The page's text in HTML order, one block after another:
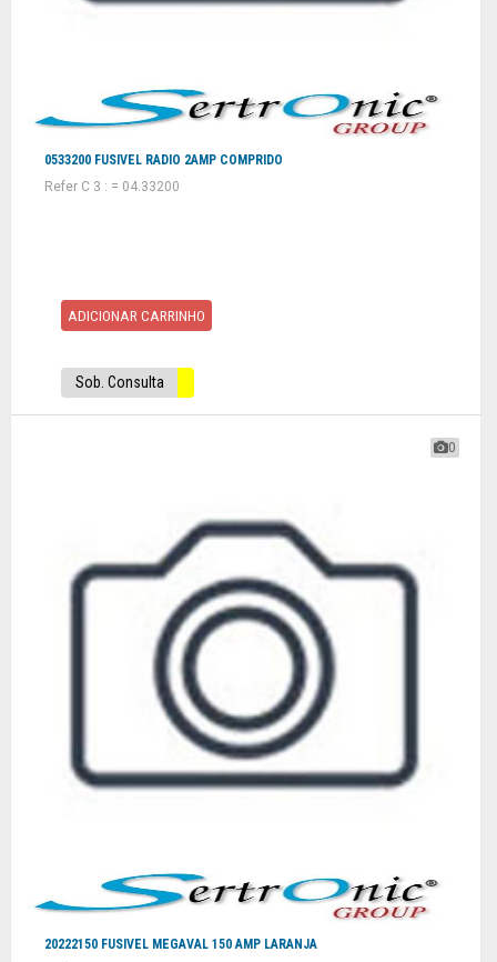
0533200 FUSIVEL RADIO 2AMP COMPRIDO
Refer C 3 : = 04.33200
ADICIONAR CARRINHO
Sob. Consulta
0
20222150 FUSIVEL MEGAVAL 150 AMP LARANJA